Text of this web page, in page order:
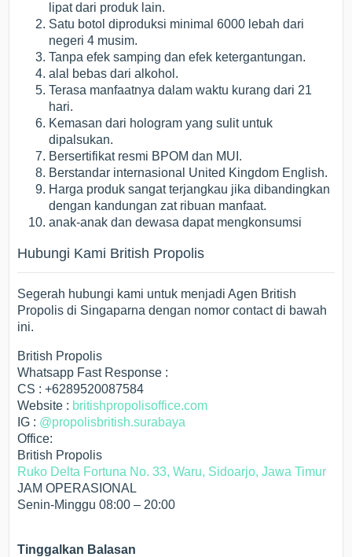
lipat dari produk lain.
Satu botol diproduksi minimal 6000 lebah dari
negeri 4 musim.
Tanpa efek samping dan efek ketergantungan.
alal bebas dari alkohol.
Terasa manfaatnya dalam waktu kurang dari 21
hari.
Kemasan dari hologram yang sulit untuk
dipalsukan.
Bersertifikat resmi BPOM dan MUI.
Berstandar internasional United Kingdom English.
Harga produk sangat terjangkau jika dibandingkan
dengan kandungan zat ribuan manfaat.
anak-anak dan dewasa dapat mengkonsumsi
Hubungi Kami British Propolis
Segerah hubungi kami untuk menjadi Agen British
Propolis di Singaparna dengan nomor contact di bawah
ini.
British Propolis
Whatsapp Fast Response :
CS : +6289520087584
Website : britishpropolisoffice.com
IG : @propolisbritish.surabaya
Office:
British Propolis
Ruko Delta Fortuna No. 33, Waru, Sidoarjo, Jawa Timur
JAM OPERASIONAL
Senin-Minggu 08:00 – 20:00
Tinggalkan Balasan